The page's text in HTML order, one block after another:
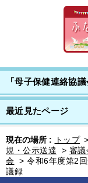
「母子保健連絡協
最近見たページ
現在の場所 : トップ >
規・公示送達
> 審議
会 > 令和6年度第2
議録